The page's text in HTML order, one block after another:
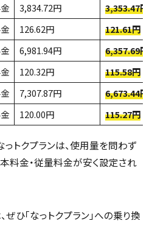
3,834.72円
3,353.47円
126.62円 121.61円
6,981.94円
6,357.69円
120.32円 115.58円
7,307.87円
6,673.44円
120.00円 115.27円
っトクプランは、使用量を問わず
料金・従量料金が安く設定され
ひ「なっトクプラン」への乗り換